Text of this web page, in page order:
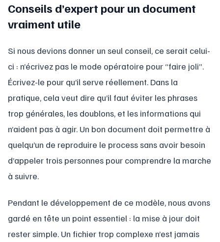
Conseils d’expert pour un document
vraiment utile
Si nous devions donner un seul conseil, ce serait celui-
ci : n’écrivez pas le mode opératoire pour “faire joli”.
Écrivez-le pour qu’il serve réellement. Dans la
pratique, cela veut dire qu’il faut éviter les phrases
trop générales, les doublons, et les informations qui
n’aident pas à agir. Un bon document doit permettre à
quelqu’un de reproduire le process sans avoir besoin
d’appeler trois personnes pour comprendre la marche
à suivre.
Pendant le développement de ce modèle, nous avons
gardé en tête un point essentiel : la mise à jour doit
rester simple. Un fichier trop complexe n’est jamais